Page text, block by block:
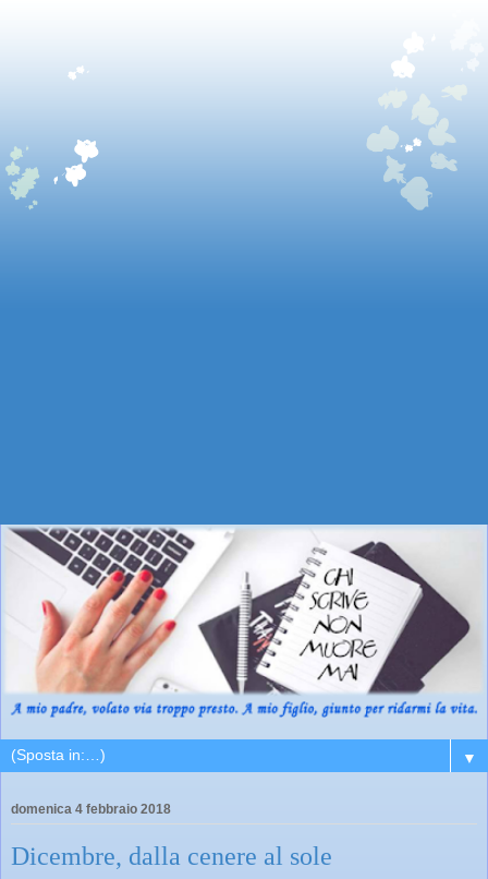
▼
domenica 4 febbraio 2018
Dicembre, dalla cenere al sole